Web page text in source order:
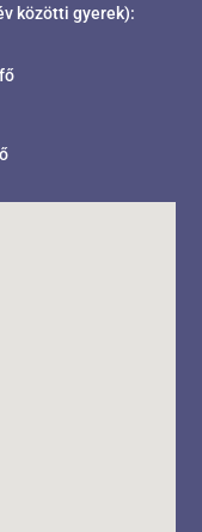
közötti gyerek):